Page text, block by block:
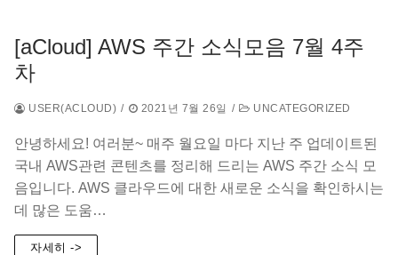
[aCloud] AWS 주간 소식모음 7월 4주
차
USER(ACLOUD) / 2021년 7월 26일 / UNCATEGORIZED
안녕하세요! 여러분~ 매주 월요일 마다 지난 주 업데이트된
국내 AWS관련 콘텐츠를 정리해 드리는 AWS 주간 소식 모
음입니다. AWS 클라우드에 대한 새로운 소식을 확인하시는
데 많은 도움…
자세히 ->